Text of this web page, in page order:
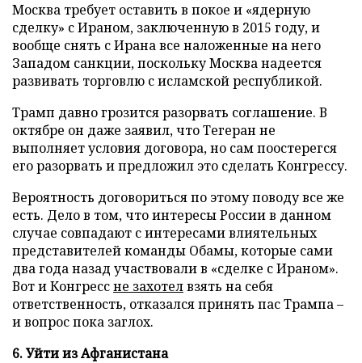
Москва требует оставить в покое и «ядерную
сделку» с Ираном, заключенную в 2015 году, и
вообще снять с Ирана все наложенные на него
Западом санкции, поскольку Москва надеется
развивать торговлю с исламской республикой.
Трамп давно грозится разорвать соглашение. В
октябре он даже заявил, что Тегеран не
выполняет условия договора, но сам поостерегся
его разорвать и предложил это сделать Конгрессу.
Вероятность договориться по этому поводу все же
есть. Дело в том, что интересы России в данном
случае совпадают с интересами влиятельных
представителей команды Обамы, которые сами
два года назад участвовали в «сделке с Ираном».
Вот и Конгрессне захотелвзять на себя
ответственность, отказался принять пас Трампа –
и вопрос пока заглох.
6. Уйти из Афганистана